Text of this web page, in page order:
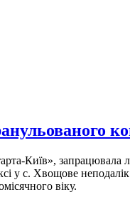
Київ», запрацювала
у с. Хвощове
віку.